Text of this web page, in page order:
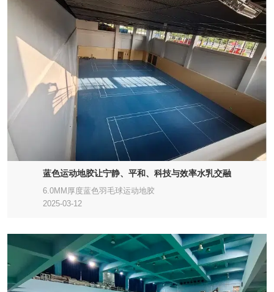
蓝色运动地胶让宁静、平和、科技与效率水乳交融
6.0MM厚度蓝色羽毛球运动地胶
2025-03-12